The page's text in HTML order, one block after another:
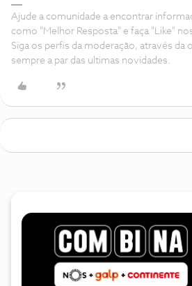
Ajude a comunidade a encontrar
como "Melhor Resposta" e faça "Like"
Siga os perfis da moderação, através da
sempre a par das ultimas novidades.